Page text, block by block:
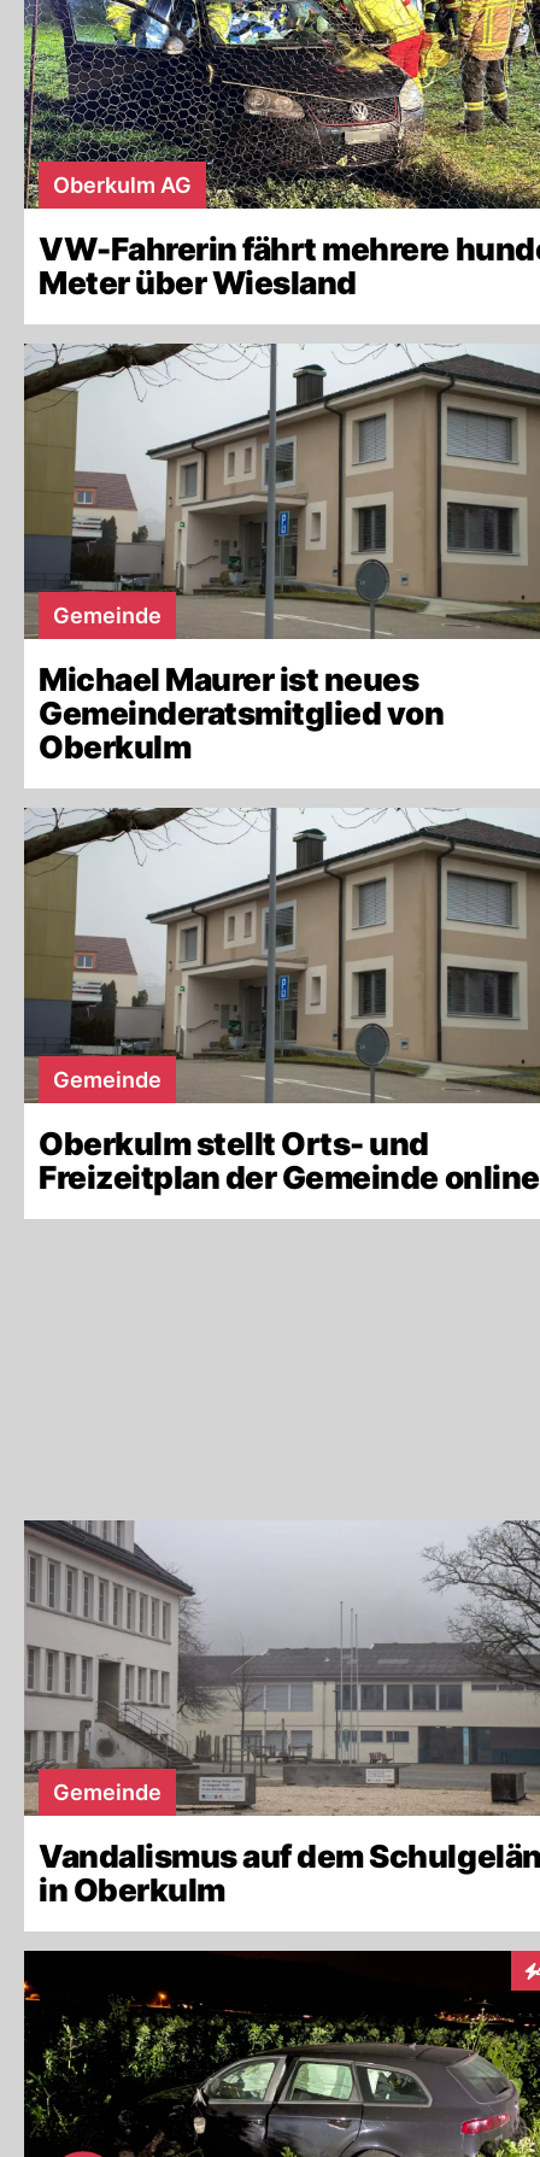
Oberkulm AG
VW-Fahrerin fährt mehrere
Meter über Wiesland
Gemeinde
Michael Maurer ist neues
Gemeinderatsmitglied von
Oberkulm
Gemeinde
Oberkulm stellt Orts- und
Freizeitplan der Gemeinde online
Gemeinde
Vandalismus auf dem
in Oberkulm